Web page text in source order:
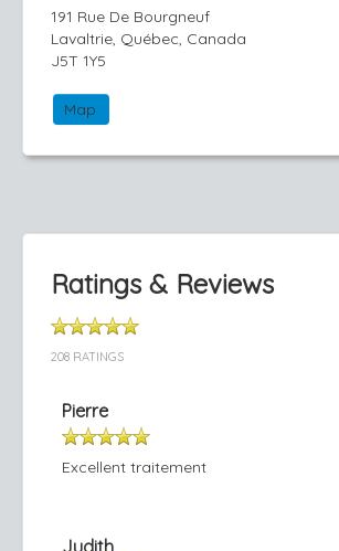
191 Rue De Bourgneuf
Lavaltrie, Québec, Canada
J5T 1Y5
Map
Ratings & Reviews
208 RATINGS
Pierre
Excellent traitement
Judith